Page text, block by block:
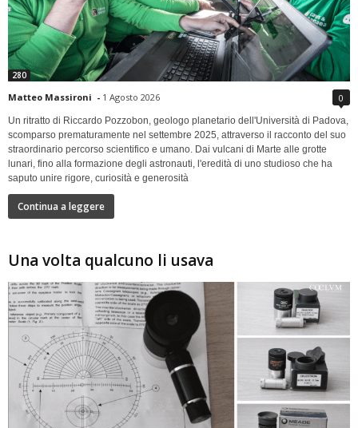
280
Matteo Massironi - 1 Agosto 2026 0
Un ritratto di Riccardo Pozzobon, geologo planetario dell'Università di Padova,
scomparso prematuramente nel settembre 2025, attraverso il racconto del suo
straordinario percorso scientifico e umano. Dai vulcani di Marte alle grotte
lunari, fino alla formazione degli astronauti, l'eredità di uno studioso che ha
saputo unire rigore, curiosità e generosità
Continua a leggere
Una volta qualcuno li usava